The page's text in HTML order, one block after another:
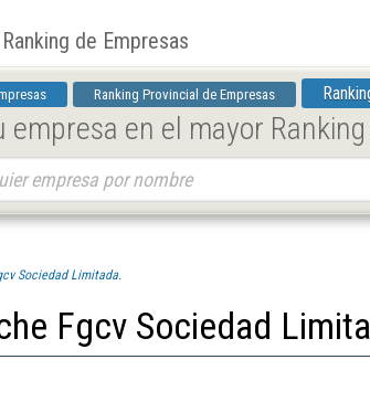
Ranking de Empresas
Ranking Provincial de Empresas
en el mayor
Sociedad Limitada.
Fgcv Sociedad